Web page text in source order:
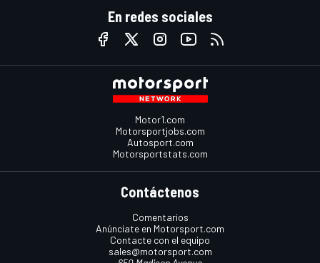
En redes sociales
Motor1.com
Motorsportjobs.com
Autosport.com
Motorsportstats.com
Contáctenos
Comentarios
Anúnciate en Motorsport.com
Contacte con el equipo
sales@motorsport.com